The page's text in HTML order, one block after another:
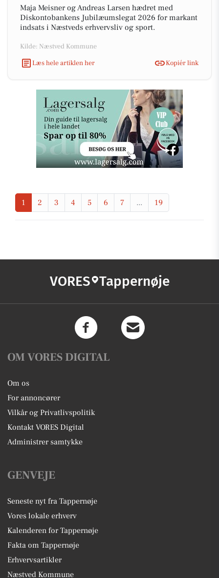
Maja Meisner og Andreas Larsen hædret med
Diskontobankens Jubilæumslegat 2026 for markant
indsats i Næstveds erhvervsliv og sport.
Kilde: Næstved Kommune
Læs hele artiklen her
Kopiér link
1 2 3 4 5 6 7 ... 19
VORES Tappernøje
OM VORES DIGITAL
Om os
For annoncører
Vilkår og Privatlivspolitik
Kontakt VORES Digital
Administrer samtykke
GENVEJE
Seneste nyt fra Tappernøje
Vores lokale erhverv
Kalenderen for Tappernøje
Fakta om Tappernøje
Erhvervsartikler
Næstved Kommune